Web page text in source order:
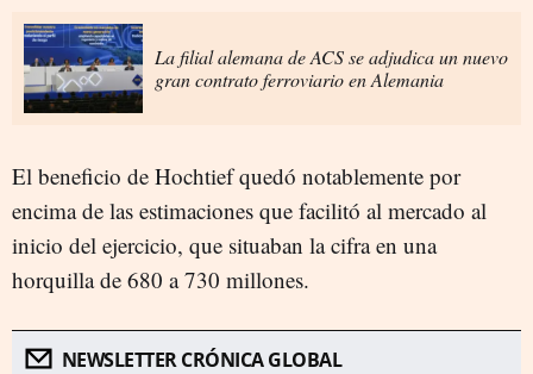
La filial alemana de ACS se adjudica un nuevo
gran contrato ferroviario en Alemania
El beneficio de Hochtief quedó notablemente por
encima de las estimaciones que facilitó al mercado al
inicio del ejercicio, que situaban la cifra en una
horquilla de 680 a 730 millones.
NEWSLETTER CRÓNICA GLOBAL